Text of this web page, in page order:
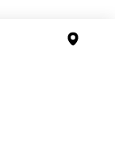
17.30-19.30